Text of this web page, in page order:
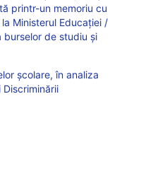
printr-un memoriu cu
Ministerul Educației /
burselor de studiu și
școlare, în analiza
Discriminării